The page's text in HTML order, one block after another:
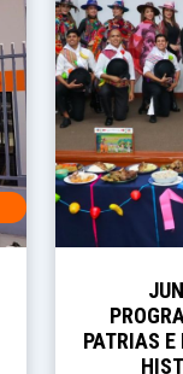
PATRIAS